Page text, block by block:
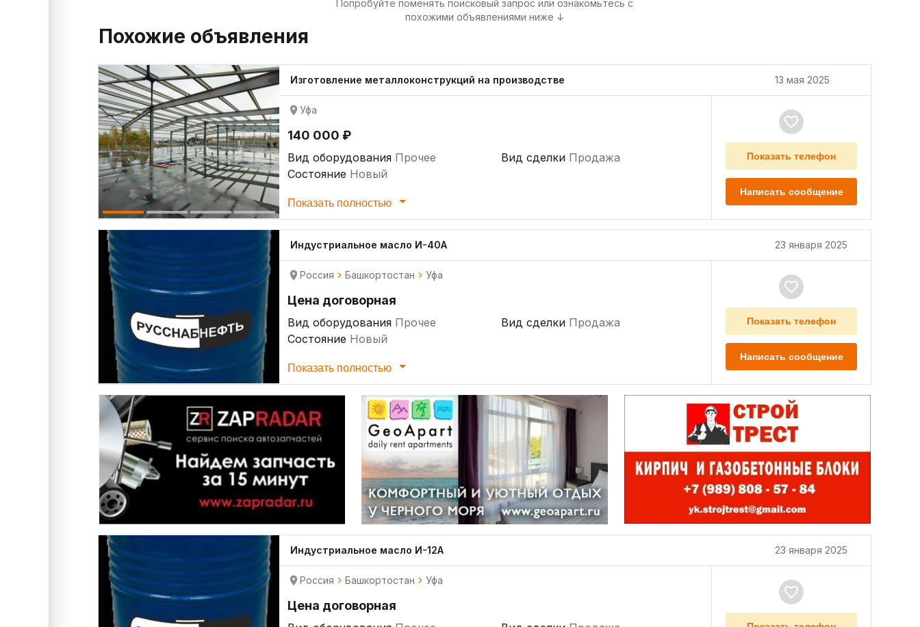
Попробуйте поменять поисковый запрос или ознакомьтесь с
похожими объявлениями ниже ↓
Похожие объявления
Изготовление металлоконструкций на производстве 13 мая 2025
Уфа
140 000 ₽
Вид оборудования Прочее
Состояние Новый
Вид сделки Продажа
Показать полностью
Показать телефон
Написать сообщение
Индустриальное масло И-40А 23 января 2025
Россия Башкортостан Уфа
Цена договорная
Вид оборудования Прочее
Состояние Новый
Вид сделки Продажа
Показать полностью
Показать телефон
Написать сообщение
Индустриальное масло И-12А 23 января 2025
Россия Башкортостан Уфа
Цена договорная